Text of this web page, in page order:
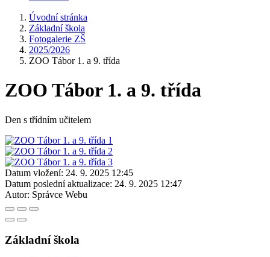
Úvodní stránka
Základní škola
Fotogalerie ZŠ
2025/2026
ZOO Tábor 1. a 9. třída
ZOO Tábor 1. a 9. třída
Den s třídním učitelem
Datum vložení: 24. 9. 2025 12:45
Datum poslední aktualizace: 24. 9. 2025 12:47
Autor: Správce Webu
Základní škola